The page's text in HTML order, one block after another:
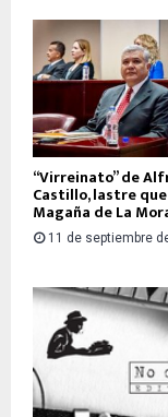
“Virreinato” de
Castillo, lastre
Magaña de La
11 de septiembre